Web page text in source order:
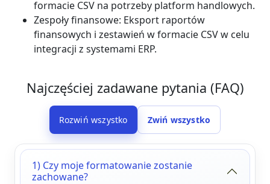
formacie CSV na potrzeby platform handlowych.
Zespoły finansowe: Eksport raportów
finansowych i zestawień w formacie CSV w celu
integracji z systemami ERP.
Najczęściej zadawane pytania (FAQ)
Rozwiń wszystko Zwiń wszystko
1) Czy moje formatowanie zostanie
zachowane?